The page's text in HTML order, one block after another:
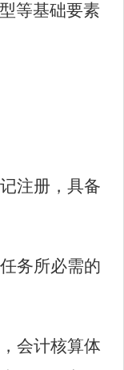
等基础要素
注册，具备
务所必需的
会计核算体